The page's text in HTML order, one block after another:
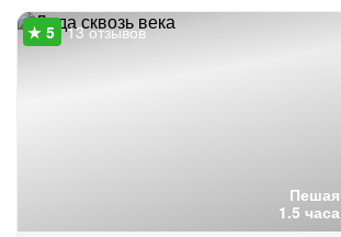
Пешая
1.5 часа
13 отзывов